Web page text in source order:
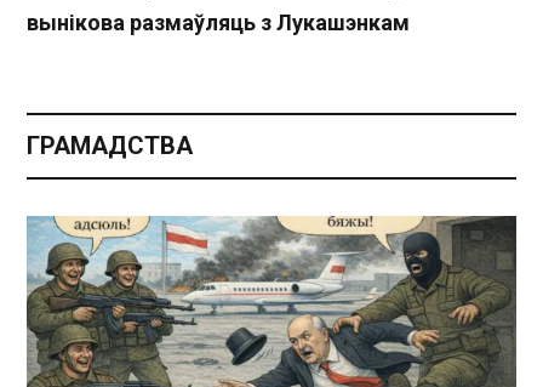
вынікова размаўляць з Лукашэнкам
ГРАМАДСТВА